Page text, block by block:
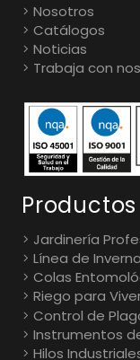
Nosotros
Catálogos
Noticias
Trabaja con
Productos
Jardinería
Línea de
Colas
Riego para
Control de
Instrumentos
Hilos